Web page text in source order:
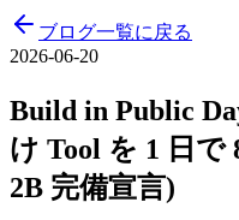
ブログ一覧に戻る
2026-06-20
Build in Public
け Tool を 1 日で
2B 完備宣言)